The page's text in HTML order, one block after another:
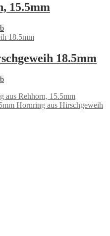
15.5mm
18.5mm
aus Rehhorn, 15.5mm
Hornring aus Hirschgeweih